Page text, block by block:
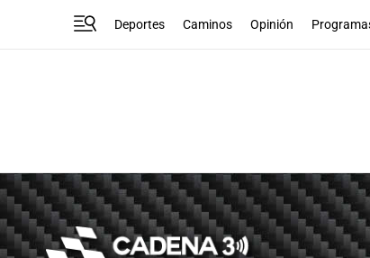
Deportes Caminos Opinión